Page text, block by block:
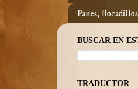
Panes,
BUSCAR EN
TRADUCTOR